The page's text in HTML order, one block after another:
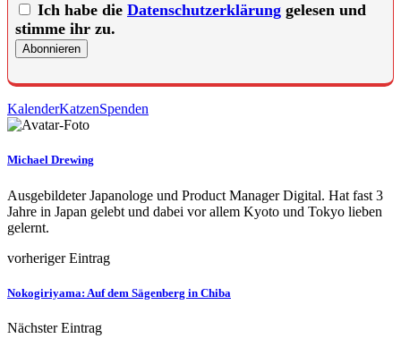
Ich habe die Datenschutzerklärung gelesen und
stimme ihr zu.
KalenderKatzenSpenden
Michael Drewing
Ausgebildeter Japanologe und Product Manager Digital. Hat fast 3
Jahre in Japan gelebt und dabei vor allem Kyoto und Tokyo lieben
gelernt.
vorheriger Eintrag
Nokogiriyama: Auf dem Sägenberg in Chiba
Nächster Eintrag